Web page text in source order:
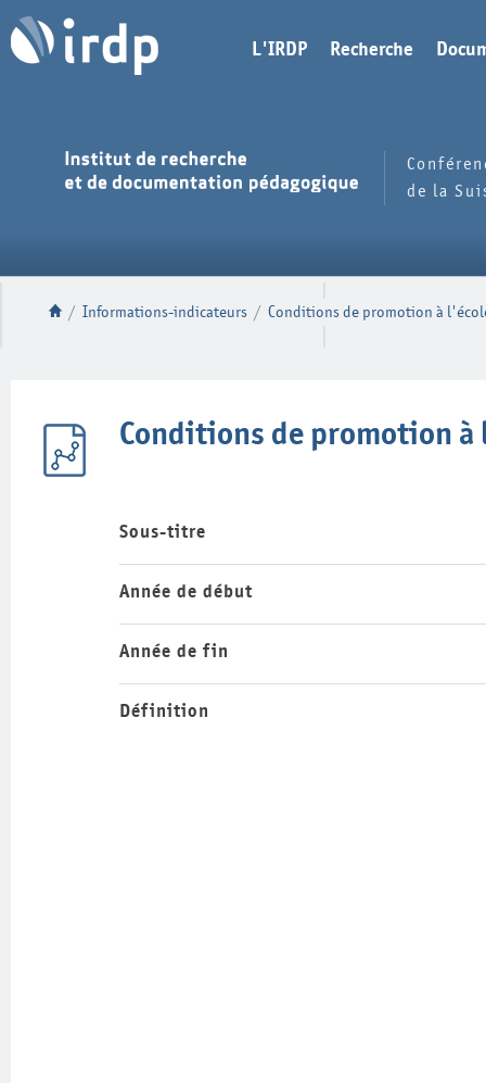
L'IRDP Recherche
de la
/ Informations-indicateurs / Conditions de promotion à
Conditions de promotion
Sous-titre
Année de début
Année de fin
Définition